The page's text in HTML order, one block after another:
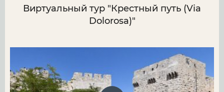
Виртуальный тур "Крестный путь (Via
Dolorosa)"